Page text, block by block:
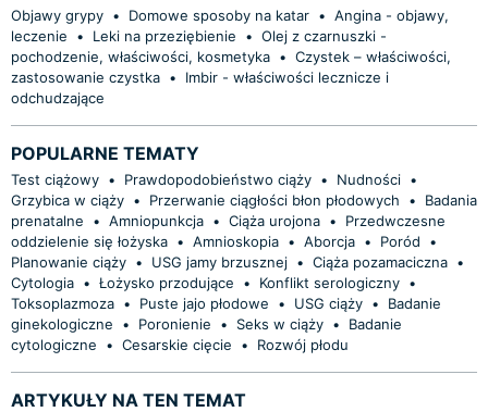
Objawy grypy • Domowe sposoby na katar • Angina - objawy,
leczenie
• Leki na przeziębienie • Olej z czarnuszki -
pochodzenie, właściwości, kosmetyka • Czystek – właściwości,
zastosowanie czystka •
Imbir - właściwości lecznicze i
odchudzające
POPULARNE TEMATY
Test ciążowy • Prawdopodobieństwo ciąży • Nudności •
Grzybica w ciąży • Przerwanie ciągłości błon płodowych •
Badania
prenatalne
• Amniopunkcja • Ciąża urojona •
Przedwczesne
oddzielenie się łożyska • Amnioskopia • Aborcja • Poród
•
Planowanie ciąży • USG jamy brzusznej • Ciąża pozamaciczna •
Cytologia • Łożysko przodujące • Konflikt serologiczny •
Toksoplazmoza • Puste jajo płodowe • USG ciąży •
Badanie
ginekologiczne
• Poronienie • Seks w ciąży •
Badanie
cytologiczne
• Cesarskie cięcie • Rozwój płodu
ARTYKUŁY NA TEN TEMAT